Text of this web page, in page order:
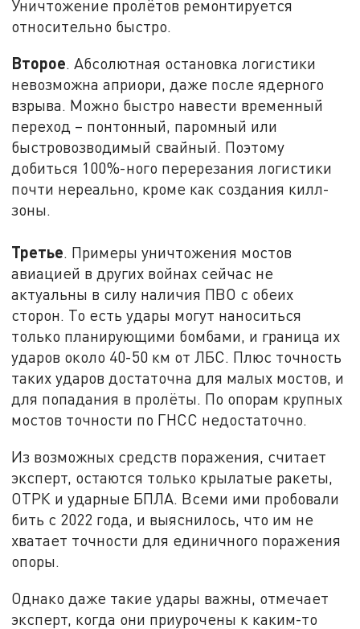
Уничтожение пролётов ремонтируется
относительно быстро.
Второе. Абсолютная остановка логистики
невозможна априори, даже после ядерного
взрыва. Можно быстро навести временный
переход – понтонный, паромный или
быстровозводимый свайный. Поэтому
добиться 100%-ного перерезания логистики
почти нереально, кроме как создания килл-
зоны.
Третье. Примеры уничтожения мостов
авиацией в других войнах сейчас не
актуальны в силу наличия ПВО с обеих
сторон. То есть удары могут наноситься
только планирующими бомбами, и граница их
ударов около 40-50 км от ЛБС. Плюс точность
таких ударов достаточна для малых мостов, и
для попадания в пролёты. По опорам крупных
мостов точности по ГНСС недостаточно.
Из возможных средств поражения, считает
эксперт, остаются только крылатые ракеты,
ОТРК и ударные БПЛА. Всеми ими пробовали
бить с 2022 года, и выяснилось, что им не
хватает точности для единичного поражения
опоры.
Однако даже такие удары важны, отмечает
эксперт, когда они приурочены к каким-то